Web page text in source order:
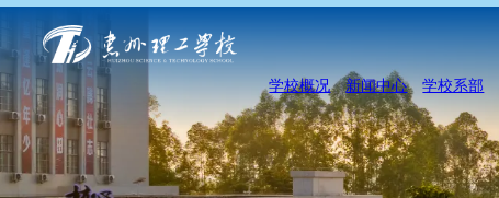
学校概况 新闻中心 学校系部